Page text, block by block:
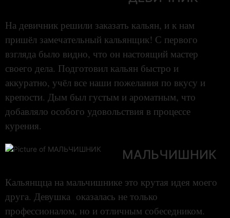
На девичник решили заказать кальян, и к нам
пришёл замечательный кальянщик! С первого
взгляда было видно, что он настоящий мастер
своего дела. Подготовил кальян быстро и
аккуратно, учёл все наши пожелания по вкусу и
крепости. Дым был густым и ароматным, что
добавляло особого удовольствия в процессе
курения.
МАЛЬЧИШНИК
Кальянщца на мальчишнике это крутая идея моего
друга. Девушка оказалась не только
профессионалом, но и отличным собеседником.